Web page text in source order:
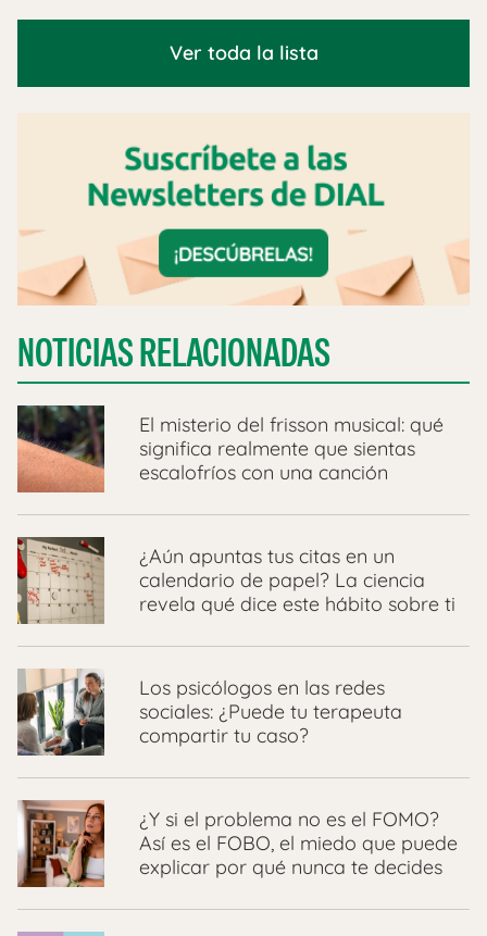
Ver toda la lista
NOTICIAS RELACIONADAS
El misterio del frisson musical: qué
significa realmente que sientas
escalofríos con una canción
¿Aún apuntas tus citas en un
calendario de papel? La ciencia
revela qué dice este hábito sobre ti
Los psicólogos en las redes
sociales: ¿Puede tu terapeuta
compartir tu caso?
¿Y si el problema no es el FOMO?
Así es el FOBO, el miedo que puede
explicar por qué nunca te decides